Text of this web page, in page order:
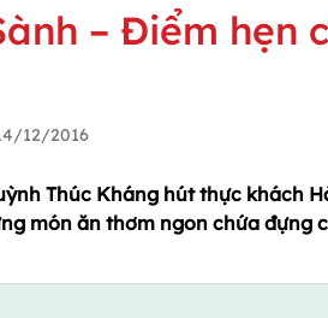
– Điểm hẹn
12/2016
Thúc Kháng hút thực khách
món ăn thơm ngon chứa đựng